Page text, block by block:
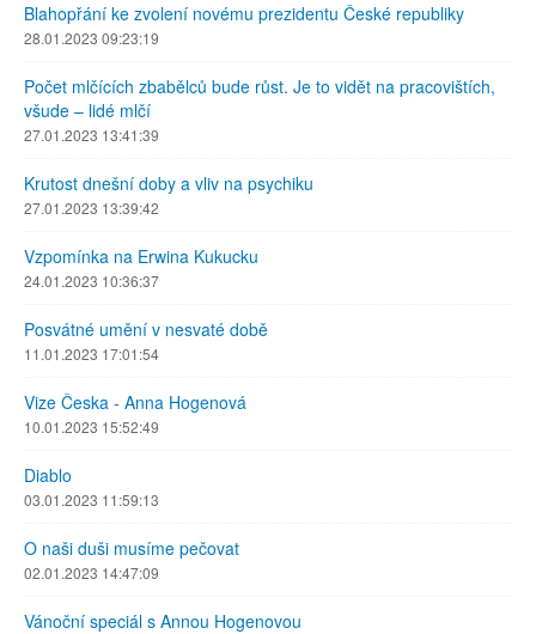
Blahopřání ke zvolení novému prezidentu České republiky
28.01.2023 09:23:19
Počet mlčících zbabělců bude růst. Je to vidět na pracovištích,
všude – lidé mlčí
27.01.2023 13:41:39
Krutost dnešní doby a vliv na psychiku
27.01.2023 13:39:42
Vzpomínka na Erwina Kukucku
24.01.2023 10:36:37
Posvátné umění v nesvaté době
11.01.2023 17:01:54
Vize Česka - Anna Hogenová
10.01.2023 15:52:49
Diablo
03.01.2023 11:59:13
O naši duši musíme pečovat
02.01.2023 14:47:09
Vánoční speciál s Annou Hogenovou